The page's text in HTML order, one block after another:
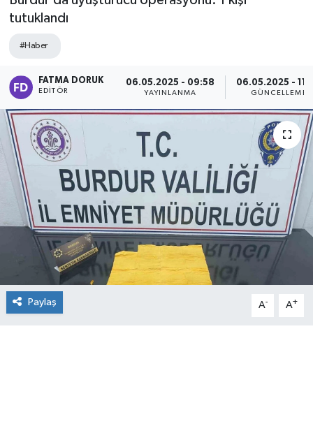
tutuklandı
#Haber
FATMA DORUK
EDITÖR
06.05.2025 - 09:58
YAYINLANMA
06.05.2025 -
GÜNCELLEME
Paylaş A- A+